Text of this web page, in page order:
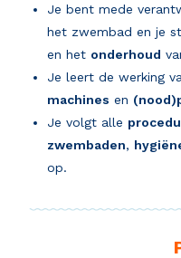
Je bent mede
het zwembad en je
en het onderhoud
Je leert de werking
machines en
Je volgt alle
zwembaden,
op.